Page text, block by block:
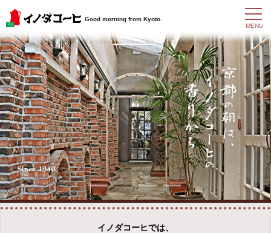
Good morning from Kyoto.
t
o
g
g
l
e
n
a
v
g
a
t
i
o
n
MENU
イノダコーヒでは、